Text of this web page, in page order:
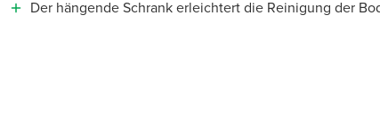
Der hängende Schrank erleichtert die Reinigung der